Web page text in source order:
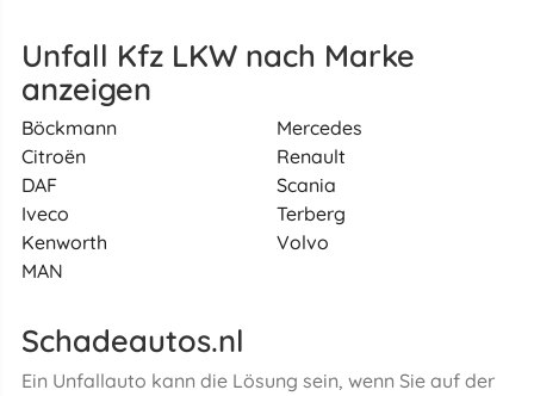
Unfall Kfz LKW nach Marke
anzeigen
Böckmann
Citroën
DAF
Iveco
Kenworth
MAN
Mercedes
Renault
Scania
Terberg
Volvo
Schadeautos.nl
Ein Unfallauto kann die Lösung sein, wenn Sie auf der